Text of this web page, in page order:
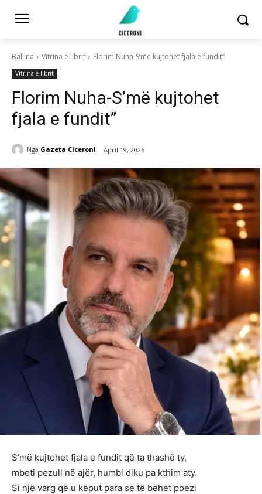
Ballina Vitrina e librit Florim Nuha-S’më kujtohet fjala e fundit”
Vitrina e librit
Florim Nuha-S’më kujtohet
fjala e fundit”
Nga Gazeta Ciceroni April 19, 2026
S’më kujtohet fjala e fundit që ta thashë ty,
mbeti pezull në ajër, humbi diku pa kthim aty.
Si një varg që u këput para se të bëhet poezi